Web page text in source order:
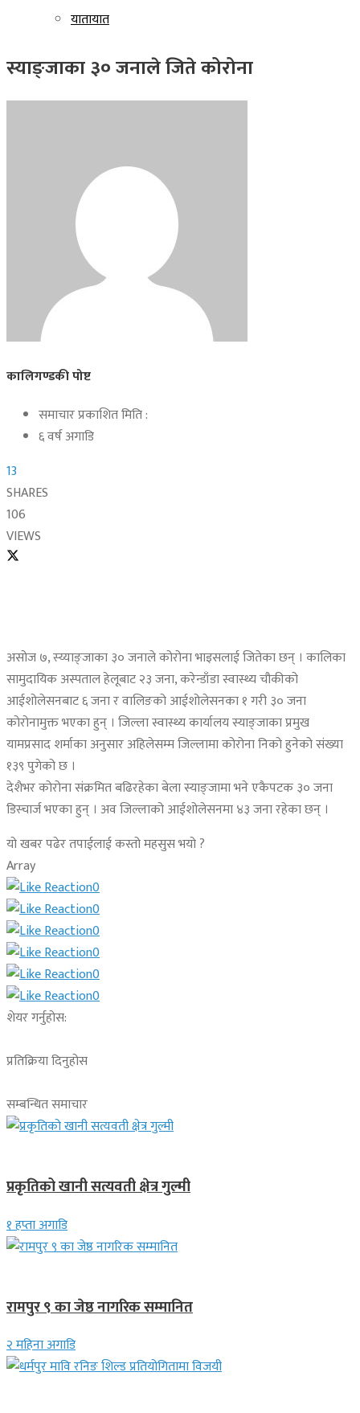
यातायात
स्याङ्जाका ३० जनाले जिते कोरोना
कालिगण्डकी पोष्ट
समाचार प्रकाशित मिति :
६ वर्ष अगाडि
13
SHARES
106
VIEWS
असोज ७, स्य्याङ्जाका ३० जनाले कोरोना भाइसलाई जितेका छन् । कालिका
सामुदायिक अस्पताल हेलूबाट २३ जना, करेन्डाँडा स्वास्थ्य चौकीको
आईशोलेसनबाट ६ जना र वालिङको आईशोलेसनका १ गरी ३० जना
कोरोनामुक्त भएका हुन् । जिल्ला स्वास्थ्य कार्यालय स्याङ्जाका प्रमुख
यामप्रसाद शर्माका अनुसार अहिलेसम्म जिल्लामा कोरोना निको हुनेको संख्या
१३९ पुगेको छ ।
देशैभर कोरोना संक्रमित बढिरहेका बेला स्याङ्जामा भने एकैपटक ३० जना
डिस्चार्ज भएका हुन् । अव जिल्लाको आईशोलेसनमा ४३ जना रहेका छन् ।
यो खबर पढेर तपाईलाई कस्तो महसुस भयो ?
Array
0
0
0
0
0
0
शेयर गर्नुहोस:
प्रतिक्रिया दिनुहोस
सम्बन्धित समाचार
प्रकृतिको खानी सत्यवती क्षेत्र गुल्मी
१ हप्ता अगाडि
रामपुर ९ का जेष्ठ नागरिक सम्मानित
२ महिना अगाडि